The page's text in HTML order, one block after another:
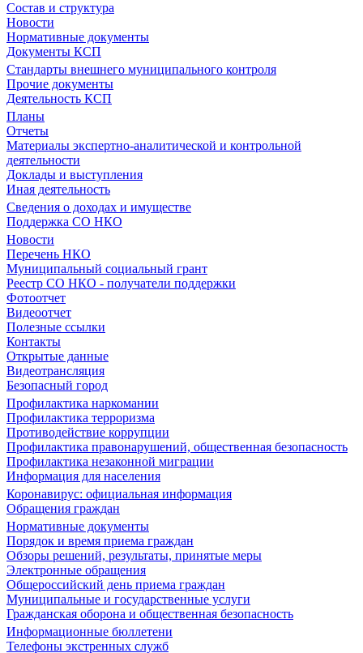
Состав и структура
Новости
Нормативные документы
Документы КСП
Стандарты внешнего муниципального контроля
Прочие документы
Деятельность КСП
Планы
Отчеты
Материалы экспертно-аналитической и контрольной
деятельности
Доклады и выступления
Иная деятельность
Сведения о доходах и имуществе
Поддержка СО НКО
Новости
Перечень НКО
Муниципальный социальный грант
Реестр СО НКО - получатели поддержки
Фотоотчет
Видеоотчет
Полезные ссылки
Контакты
Открытые данные
Видеотрансляция
Безопасный город
Профилактика наркомании
Профилактика терроризма
Противодействие коррупции
Профилактика правонарушений, общественная безопасность
Профилактика незаконной миграции
Информация для населения
Коронавирус: официальная информация
Обращения граждан
Нормативные документы
Порядок и время приема граждан
Обзоры решений, результаты, принятые меры
Электронные обращения
Общероссийский день приема граждан
Муниципальные и государственные услуги
Гражданская оборона и общественная безопасность
Информационные бюллетени
Телефоны экстренных служб